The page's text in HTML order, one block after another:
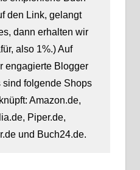
den Link, gelangt
dann erhalten wir
also 1%.) Auf
engagierte Blogger
sind folgende Shops
Amazon.de,
Piper.de,
und Buch24.de.